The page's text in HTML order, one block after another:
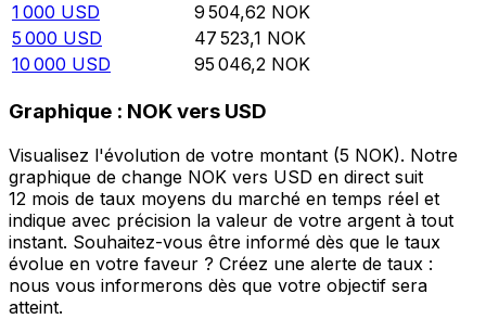
1 000 USD 9 504,62 NOK
5 000 USD 47 523,1 NOK
10 000 USD 95 046,2 NOK
Graphique : NOK vers USD
Visualisez l'évolution de votre montant (5 NOK). Notre
graphique de change NOK vers USD en direct suit
12 mois de taux moyens du marché en temps réel et
indique avec précision la valeur de votre argent à tout
instant. Souhaitez-vous être informé dès que le taux
évolue en votre faveur ? Créez une alerte de taux :
nous vous informerons dès que votre objectif sera
atteint.